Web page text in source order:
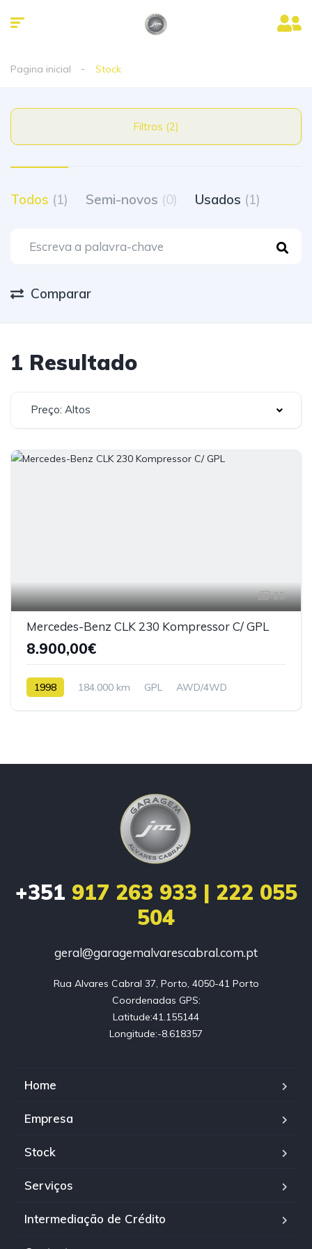
Pagina inicial Stock
Filtros (2)
Todos (1) Semi-novos (0) Usados (1)
Comparar
1 Resultado
Preço: Altos
25
Mercedes-Benz CLK 230 Kompressor C/ GPL
8.900,00€
1998 184.000 km GPL AWD/4WD
+351 917 263 933 | 222 055
504
geral@garagemalvarescabral.com.pt
Rua Alvares Cabral 37, Porto, 4050-41 Porto
Coordenadas GPS:
Latitude:41.155144
Longitude:-8.618357
Home
Empresa
Stock
Serviços
Intermediação de Crédito